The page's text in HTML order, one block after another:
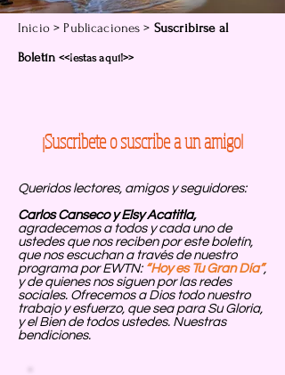
Inicio > Publicaciones > Suscribirse al
Boletín <<¡estas aquí!>>
¡Suscribete o suscribe a un amigo!
Queridos lectores, amigos y seguidores:
Carlos Canseco y Elsy Acatitla,
agradecemos a todos y cada uno de
ustedes que nos reciben por este boletín,
que nos escuchan a través de nuestro
programa por EWTN: “Hoy es Tu Gran Día”,
y de quienes nos siguen por las redes
sociales. Ofrecemos a Dios todo nuestro
trabajo y esfuerzo, que sea para Su Gloria,
y el Bien de todos ustedes. Nuestras
bendiciones.